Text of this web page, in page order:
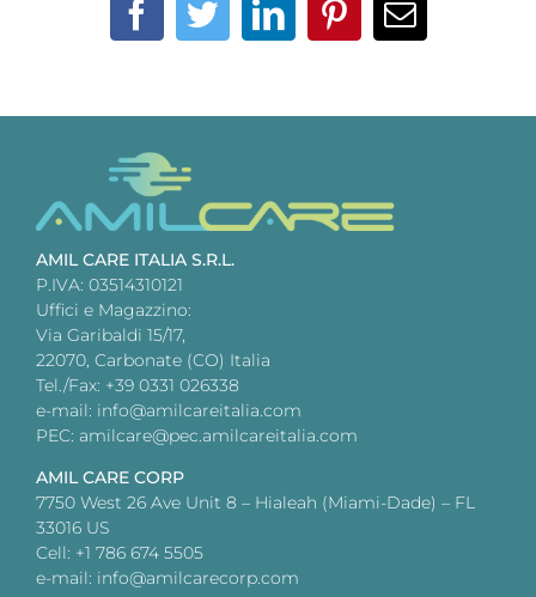
Facebook
TwitterLinkedIn
Pinterest
Email
AMIL CARE ITALIA S.R.L.
P.IVA: 03514310121
Uffici e Magazzino:
Via Garibaldi 15/17,
22070, Carbonate (CO) Italia
Tel./Fax: +39 0331 026338
e-mail: info@amilcareitalia.com
PEC: amilcare@pec.amilcareitalia.com
AMIL CARE CORP
7750 West 26 Ave Unit 8 – Hialeah (Miami-Dade) – FL
33016 US
Cell: +1 786 674 5505
e-mail: info@amilcarecorp.com